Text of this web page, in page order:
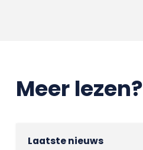
Meer lezen?
Laatste nieuws